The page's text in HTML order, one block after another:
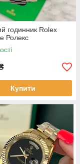
годинник Rolex
Ролекс
Купити